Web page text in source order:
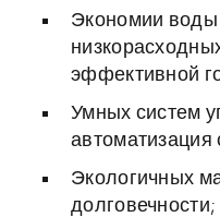
Экономии
эффективной
Умных систем
автоматизация
Экологичных
долговечности;